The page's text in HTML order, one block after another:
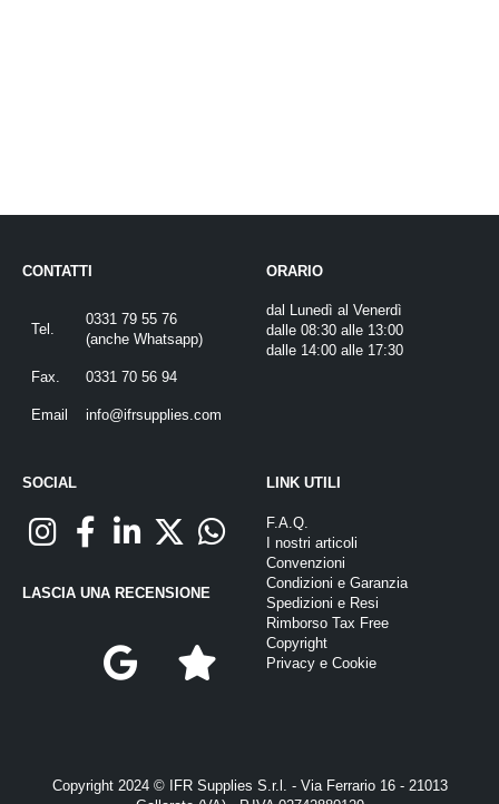
CONTATTI
Tel.
0331 79 55 76
(anche Whatsapp)
Fax. 0331 70 56 94
Email info@ifrsupplies.com
ORARIO
dal Lunedì al Venerdì
dalle 08:30 alle 13:00
dalle 14:00 alle 17:30
SOCIAL
LASCIA UNA RECENSIONE
LINK UTILI
F.A.Q.
I nostri articoli
Convenzioni
Condizioni e Garanzia
Spedizioni e Resi
Rimborso Tax Free
Copyright
Privacy e Cookie
Copyright 2024 © IFR Supplies S.r.l. - Via Ferrario 16 - 21013